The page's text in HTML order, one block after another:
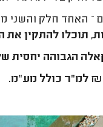
– האחד חלק והשני
תוכלו להתקין
הגבוהה יחסית